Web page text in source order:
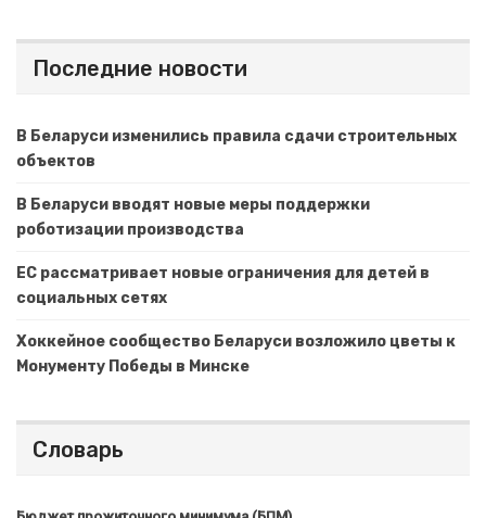
Последние новости
В Беларуси изменились правила сдачи строительных
объектов
В Беларуси вводят новые меры поддержки
роботизации производства
ЕС рассматривает новые ограничения для детей в
социальных сетях
Хоккейное сообщество Беларуси возложило цветы к
Монументу Победы в Минске
Словарь